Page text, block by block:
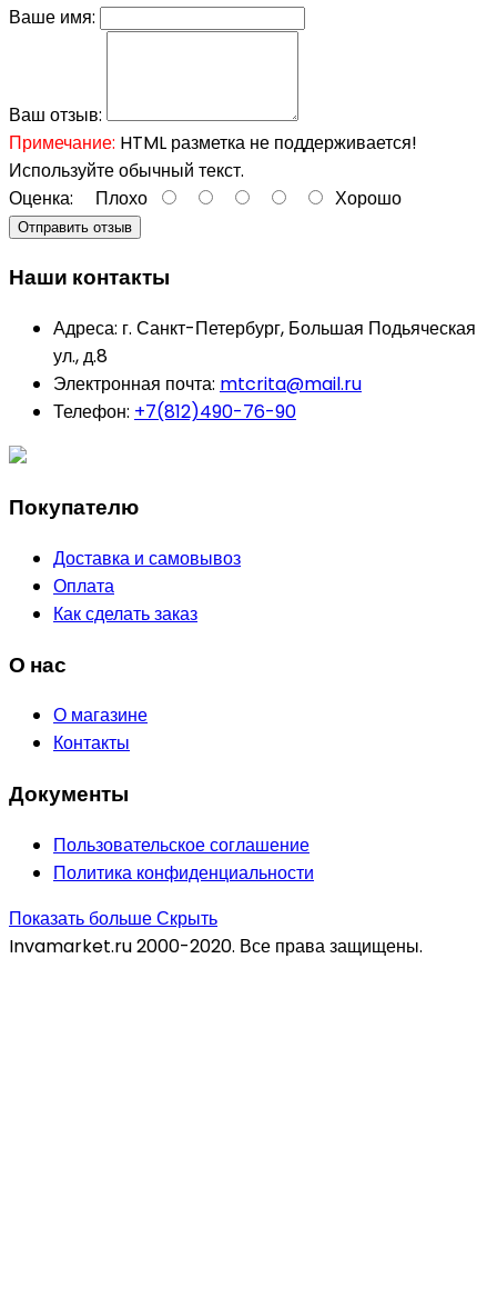
Ваше имя:
Ваш отзыв:
Примечание: HTML разметка не поддерживается!
Используйте обычный текст.
Оценка: Плохо Хорошо
Отправить отзыв
Наши контакты
Адреса: г. Санкт-Петербург, Большая Подьяческая
ул., д.8
Электронная почта: mtcrita@mail.ru
Телефон: +7(812)490-76-90
Покупателю
Доставка и самовывоз
Оплата
Как сделать заказ
О нас
О магазине
Контакты
Документы
Пользовательское соглашение
Политика конфиденциальности
Показать большеСкрыть
Invamarket.ru 2000-2020. Все права защищены.